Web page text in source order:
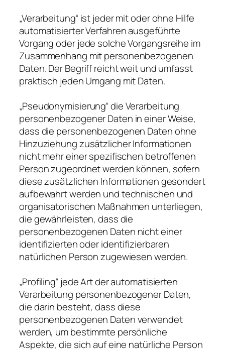
„Verarbeitung“ ist jeder mit oder ohne Hilfe
automatisierter Verfahren ausgeführte
Vorgang oder jede solche Vorgangsreihe im
Zusammenhang mit personenbezogenen
Daten. Der Begriff reicht weit und umfasst
praktisch jeden Umgang mit Daten.
„Pseudonymisierung“ die Verarbeitung
personenbezogener Daten in einer Weise,
dass die personenbezogenen Daten ohne
Hinzuziehung zusätzlicher Informationen
nicht mehr einer spezifischen betroffenen
Person zugeordnet werden können, sofern
diese zusätzlichen Informationen gesondert
aufbewahrt werden und technischen und
organisatorischen Maßnahmen unterliegen,
die gewährleisten, dass die
personenbezogenen Daten nicht einer
identifizierten oder identifizierbaren
natürlichen Person zugewiesen werden.
„Profiling“ jede Art der automatisierten
Verarbeitung personenbezogener Daten,
die darin besteht, dass diese
personenbezogenen Daten verwendet
werden, um bestimmte persönliche
Aspekte, die sich auf eine natürliche Person